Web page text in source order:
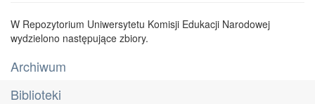
W Repozytorium Uniwersytetu Komisji Edukacji Narodowej
wydzielono następujące zbiory.
Archiwum
Biblioteki